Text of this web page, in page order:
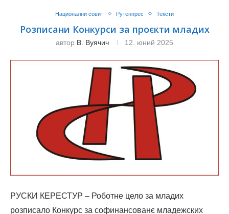
Национални совит Рутенпрес Тексти
Розписани Конкурси за проєкти младих
автор В. Вуячич 12. юний 2025
РУСКИ КЕРЕСТУР – Роботне цело за младих
розписало Кoнкурс за софинансованє младежских